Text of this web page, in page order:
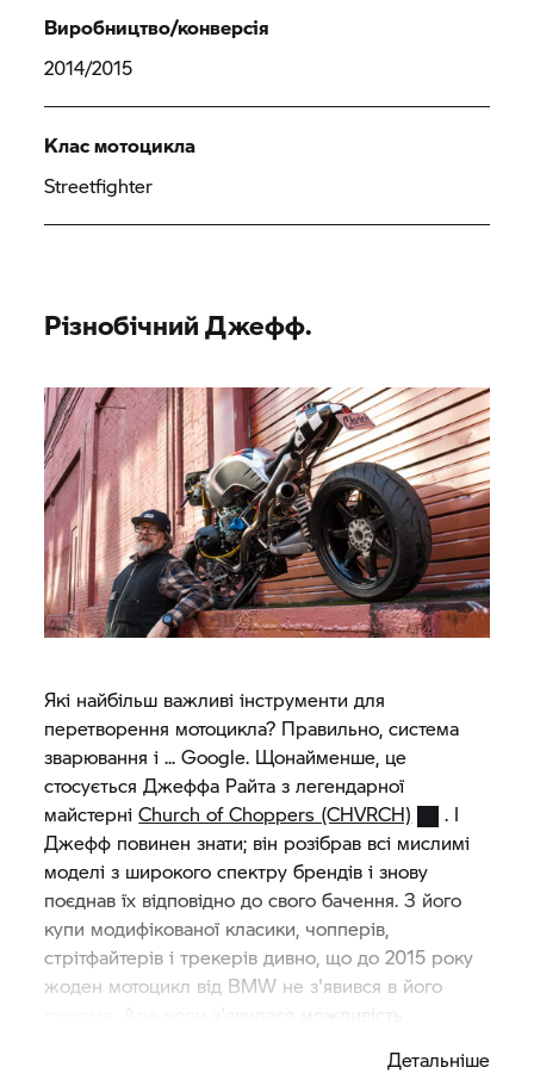
Виробництво/конверсія
2014/2015
Клас мотоцикла
Streetfighter
Різнобічний Джефф.
Які найбільш важливі інструменти для
перетворення мотоцикла? Правильно, система
зварювання і ... Google. Щонайменше, це
стосується Джеффа Райта з легендарної
майстерніChurch of Choppers (CHVRCH)
. І
Джефф повинен знати; він розібрав всі мислимі
моделі з широкого спектру брендів і знову
поєднав їх відповідно до свого бачення. З його
купи модифікованої класики, чопперів,
стрітфайтерів і трекерів дивно, що до 2015 року
жоден мотоцикл від BMW не з'явився в його
центрі США, і за 2000 миль до Каліфорнії і 1500
Детальніше